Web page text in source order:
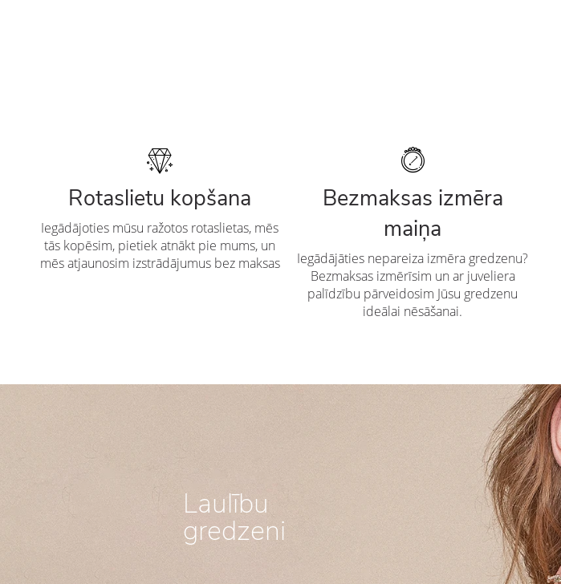
Rotaslietu kopšana
Iegādājoties mūsu ražotos rotaslietas, mēs
tās kopēsim, pietiek atnākt pie mums, un
mēs atjaunosim izstrādājumus bez maksas
Bezmaksas izmēra
maiņa
Iegādājāties nepareiza izmēra gredzenu?
Bezmaksas izmērīsim un ar juveliera
palīdzību pārveidosim Jūsu gredzenu
ideālai nēsāšanai.
Laulību
gredzeni